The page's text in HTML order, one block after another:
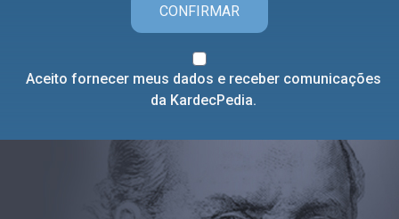
CONFIRMAR
Aceito fornecer meus dados e receber comunicações
da KardecPedia.